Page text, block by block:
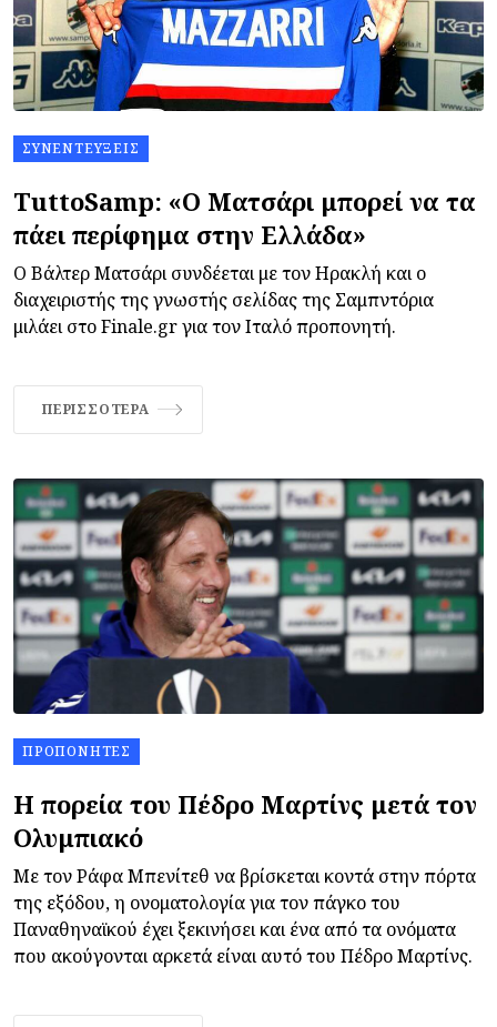
ΣΥΝΕΝΤΕΎΞΕΙΣ
TuttoSamp: «Ο Ματσάρι μπορεί να τα
πάει περίφημα στην Ελλάδα»
Ο Βάλτερ Ματσάρι συνδέεται με τον Ηρακλή και ο
διαχειριστής της γνωστής σελίδας της Σαμπντόρια
μιλάει στο Finale.gr για τον Ιταλό προπονητή.
ΠΕΡΙΣΣΌΤΕΡΑ
ΠΡΟΠΟΝΗΤΈΣ
Η πορεία του Πέδρο Μαρτίνς μετά τον
Ολυμπιακό
Με τον Ράφα Μπενίτεθ να βρίσκεται κοντά στην πόρτα
της εξόδου, η ονοματολογία για τον πάγκο του
Παναθηναϊκού έχει ξεκινήσει και ένα από τα ονόματα
που ακούγονται αρκετά είναι αυτό του Πέδρο Μαρτίνς.